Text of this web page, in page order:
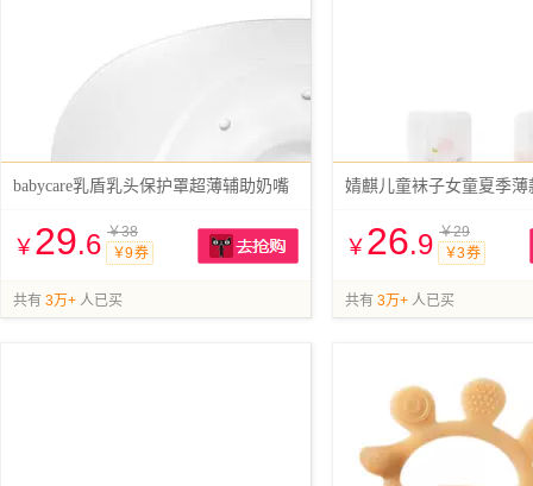
babycare乳盾乳头保护罩超薄辅助奶嘴
￥ 29.6 ￥38
￥9 券
共有 3万+ 人已买
婧麒儿童袜子女童夏季薄
￥ 26.9 ￥29
￥3 券
共有 3万+ 人已买